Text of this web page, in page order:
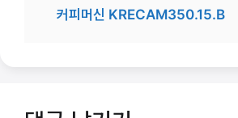
커피머신 KRECAM350.15.B